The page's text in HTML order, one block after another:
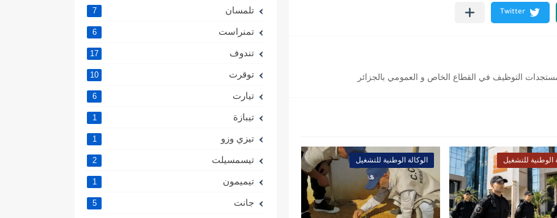
الوطنية للتشغيل الوكالة الوطنية للتشغيل
تلمسان 7
تمنراست 6
تندوف 17
توقرت 10
تيارت 6
تيبازة 1
تيزي وزو 1
تيسمسيلت 2
تيميمون 1
جانت 5